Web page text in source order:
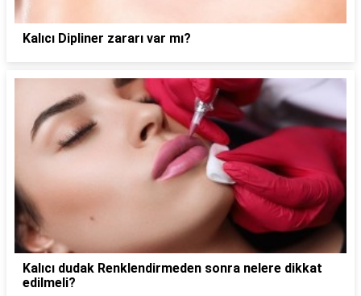
Kalıcı Dipliner zararı var mı?
Kalıcı dudak Renklendirmeden sonra nelere dikkat
edilmeli?